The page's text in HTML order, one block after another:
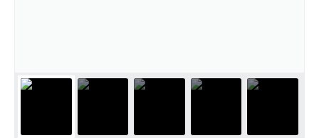
Legislação
Acessibilidade